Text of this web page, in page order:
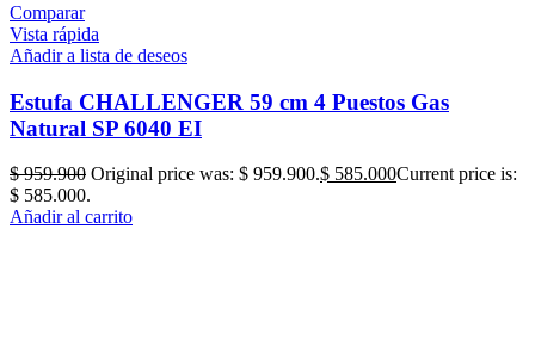
Comparar
Vista rápida
Añadir a lista de deseos
Estufa CHALLENGER 59 cm 4 Puestos Gas
Natural SP 6040 EI
$959.900 Original price was: $ 959.900.$ 585.000Current price is:
$ 585.000.
Añadir al carrito